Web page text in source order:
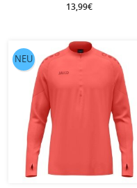
13,99€
NEU